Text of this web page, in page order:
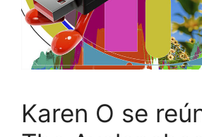
Karen O se